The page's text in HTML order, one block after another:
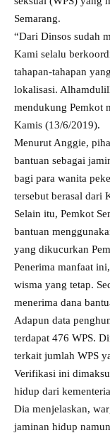
Semarang.
“Dari Dinsos sudah
Kami selalu
tahapan-tahapan
lokalisasi.
mendukung Pemkot
Kamis (13/6/2019).
Menurut Anggie,
bantuan sebagai
bagi para wanita
tersebut berasal dari
Selain itu, Pemkot
bantuan
yang dikucurkan
Penerima manfaat
wisma yang tetap.
menerima dana
Adapun data
terdapat 476 WPS.
terkait jumlah WPS
Verifikasi ini
hidup dari
Dia menjelaskan,
jaminan hidup